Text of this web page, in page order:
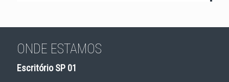
ONDE ESTAMOS
Escritório SP 01